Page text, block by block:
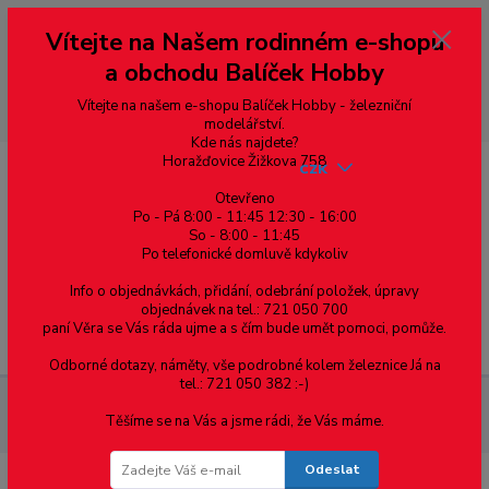
--- pro zákazníky ze Slovenska a jiných zemí, pokud chcete platit v eurech
přepněte si e-shop na euro 💶 pro přepočet měny - pravý horní roh ---
dobírky – pokud si z nějakého důvodu zásilku nevyzvednete, bude po
domluvě zaslána znovu s opětovnou platbou za poštovné, v opačném
případě bude zrušena a účet přidán na blacklist a rušeny následující
objednávky.
Menu
CZK
Šroub "vratový" s nízkou zaoblenou hlavou M10x130 mm
Vítejte na Našem rodinném e-shopu
a obchodu Balíček Hobby
Vítejte na našem e-shopu Balíček Hobby - železniční
modelářství.
Kde nás najdete?
Horažďovice Žižkova 758
Otevřeno
Po - Pá 8:00 - 11:45 12:30 - 16:00
So - 8:00 - 11:45
Po telefonické domluvě kdykoliv
Info o objednávkách, přidání, odebrání položek, úpravy
objednávek na tel.: 721 050 700
paní Věra se Vás ráda ujme a s čím bude umět pomoci, pomůže.
Odborné dotazy, náměty, vše podrobné kolem železnice Já na
tel.: 721 050 382 :-)
Těšíme se na Vás a jsme rádi, že Vás máme.
Odeslat